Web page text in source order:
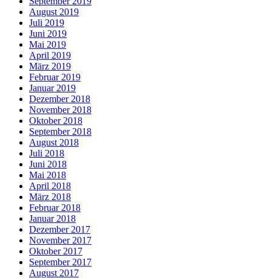
August 2019
Juli 2019
Juni 2019
Mai 2019
April 2019
März 2019
Februar 2019
Januar 2019
Dezember 2018
November 2018
Oktober 2018
September 2018
August 2018
Juli 2018
Juni 2018
Mai 2018
April 2018
März 2018
Februar 2018
Januar 2018
Dezember 2017
November 2017
Oktober 2017
September 2017
August 2017